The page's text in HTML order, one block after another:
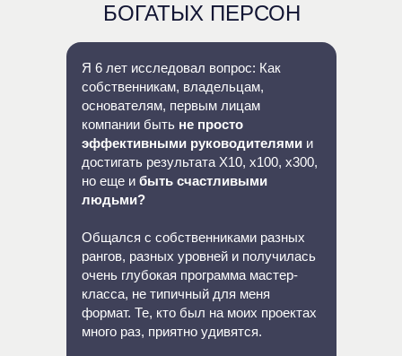
БОГАТЫХ ПЕРСОН
Я 6 лет исследовал вопрос: Как
собственникам, владельцам,
основателям, первым лицам
компании быть не просто
эффективными руководителями и
достигать результата Х10, х100, х300,
но еще и быть счастливыми
людьми?
Общался с собственниками разных
рангов, разных уровней и получилась
очень глубокая программа мастер-
класса, не типичный для меня
формат. Те, кто был на моих проектах
много раз, приятно удивятся.